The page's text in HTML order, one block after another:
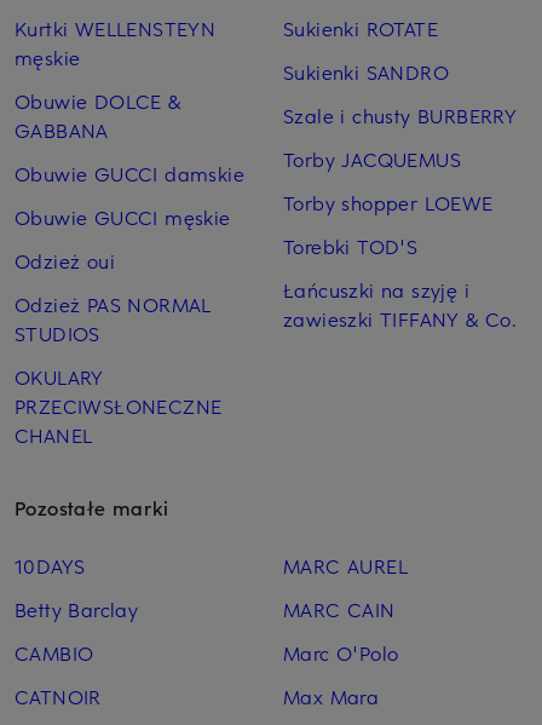
Kurtki WELLENSTEYN
męskie
Obuwie DOLCE &
GABBANA
Obuwie GUCCI damskie
Obuwie GUCCI męskie
Odzież oui
Odzież PAS NORMAL
STUDIOS
OKULARY
PRZECIWSŁONECZNE
CHANEL
Sukienki ROTATE
Sukienki SANDRO
Szale i chusty BURBERRY
Torby JACQUEMUS
Torby shopper LOEWE
Torebki TOD'S
Łańcuszki na szyję i
zawieszki TIFFANY & Co.
Pozostałe marki
10DAYS
Betty Barclay
CAMBIO
CATNOIR
MARC AUREL
MARC CAIN
Marc O'Polo
Max Mara